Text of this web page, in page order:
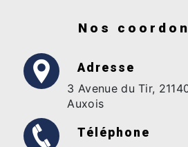
Nos
Adresse
3 Avenue du Tir,
Auxois
Téléphone